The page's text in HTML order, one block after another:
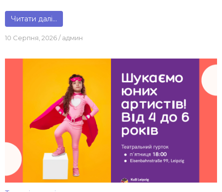
Читати далі…
10 Серпня, 2026/админ